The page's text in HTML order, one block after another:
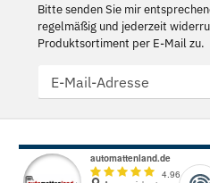
Bitte senden Sie mir
regelmäßig und jederzeit
Produktsortiment per E-Mail zu.